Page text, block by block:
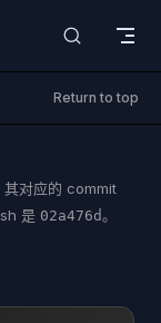
Return to top
其对应的 commit
是 02a476d。